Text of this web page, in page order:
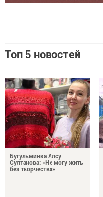
Топ 5 новостей
Бугульминка Алсу
Султанова: «Не могу жить
без творчества»